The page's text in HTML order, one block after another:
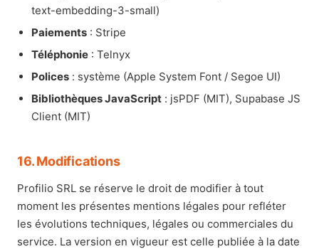
text-embedding-3-small)
Paiements : Stripe
Téléphonie : Telnyx
Polices : système (Apple System Font / Segoe UI)
Bibliothèques JavaScript : jsPDF (MIT), Supabase JS
Client (MIT)
16. Modifications
Profilio SRL se réserve le droit de modifier à tout
moment les présentes mentions légales pour refléter
les évolutions techniques, légales ou commerciales du
service. La version en vigueur est celle publiée à la date